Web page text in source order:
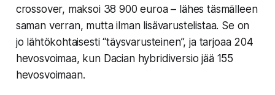
crossover, maksoi 38 900 euroa – lähes täsmälleen
saman verran, mutta ilman lisävarustelistaa. Se on
jo lähtökohtaisesti “täysvarusteinen”, ja tarjoaa 204
hevosvoimaa, kun Dacian hybridiversio jää 155
hevosvoimaan.